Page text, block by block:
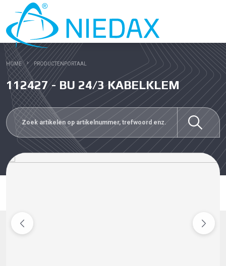
HOME PRODUCTENPORTAAL
112427 - BU 24/3 KABELKLEM